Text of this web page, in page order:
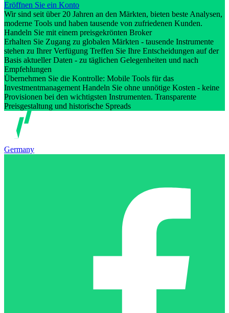
Eröffnen Sie ein Konto
Wir sind seit über 20 Jahren an den Märkten, bieten beste Analysen,
moderne Tools und haben tausende von zufriedenen Kunden.
Handeln Sie mit einem preisgekrönten Broker
Erhalten Sie Zugang zu globalen Märkten - tausende Instrumente
stehen zu Ihrer Verfügung Treffen Sie Ihre Entscheidungen auf der
Basis aktueller Daten - zu täglichen Gelegenheiten und nach
Empfehlungen
Übernehmen Sie die Kontrolle: Mobile Tools für das
Investmentmanagement Handeln Sie ohne unnötige Kosten - keine
Provisionen bei den wichtigsten Instrumenten. Transparente
Preisgestaltung und historische Spreads
Germany